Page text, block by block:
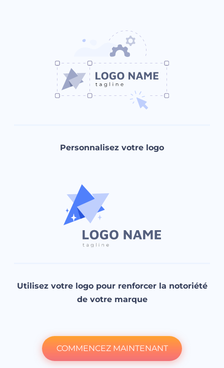
Personnalisez votre logo
Utilisez votre logo pour renforcer la notoriété
de votre marque
COMMENCEZ MAINTENANT